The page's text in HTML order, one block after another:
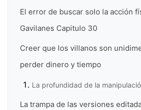
El error de buscar solo la acción
Gavilanes Capitulo 30
Creer que los villanos son
perder dinero y tiempo
La profundidad de la
La trampa de las versiones